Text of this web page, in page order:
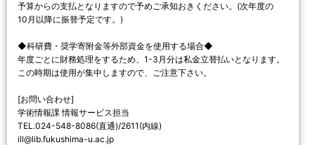
予算からの支払となりますので予めご承知おきください。(次年度の
10月以降に振替予定です。)
◆科研費・奨学寄附金等外部資金を使用する場合◆
年度ごとに財務処理をするため、1-3月分は私金立替払いとなります。
この時期は使用が集中しますので、ご注意下さい。
[お問い合わせ]
学術情報課 情報サービス担当
TEL.024-548-8086(直通)/2611(内線)
ill@lib.fukushima-u.ac.jp